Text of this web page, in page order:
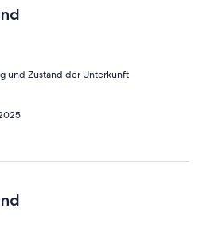
und Zustand der Unterkunft